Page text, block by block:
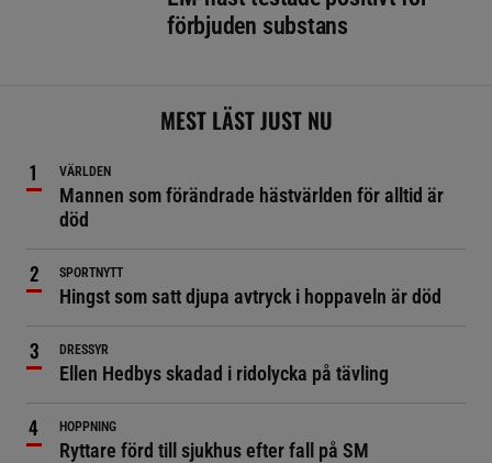
förbjuden substans
MEST LÄST JUST NU
VÄRLDEN
Mannen som förändrade hästvärlden för alltid är
död
SPORTNYTT
Hingst som satt djupa avtryck i hoppaveln är död
DRESSYR
Ellen Hedbys skadad i ridolycka på tävling
HOPPNING
Ryttare förd till sjukhus efter fall på SM